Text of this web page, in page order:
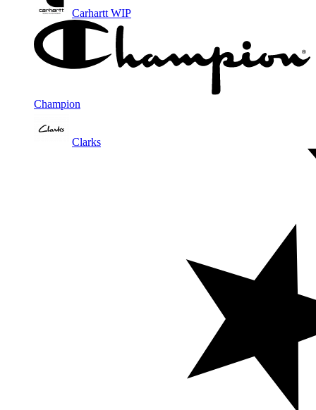
Carhartt WIP
Champion
Clarks